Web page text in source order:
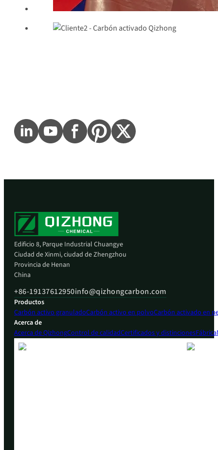
Edificio 8, Parque Industrial Chuangye
Ciudad de Xinmi, ciudad de Zhengzhou
Provincia de Henan
China
+86-19137612950info@qizhongcarbon.com
Productos
Carbón activo granuladoCarbón activo en polvoCarbón activado en
Acerca de
Acerca de QizhongControl de calidadCertificados y distincionesFábrica